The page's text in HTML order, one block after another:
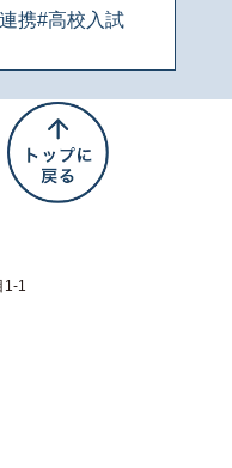
携#高校入試
1-1